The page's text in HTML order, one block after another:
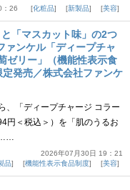
：26 化粧品 新製品 美容
「マスカット味」の2つ
ァンケル「ディープチャ
ゼリー」（機能性表示食
発売／株式会社ファンケ
、「ディープチャージ コラー
円＜税込＞）を「肌のうるお
2026年07月30日 19：21
品 機能性表示食品制度 美容